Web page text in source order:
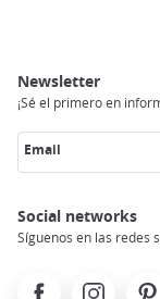
Newsletter
¡Sé el primero en
Email
Social networks
Síguenos en las redes
FacebookInstagram